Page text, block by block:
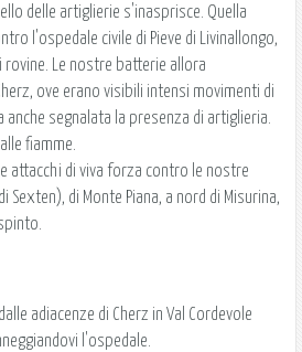
delle artiglierie s'inasprisce. Quella
l'ospedale civile di Pieve di Livinallongo,
rovine. Le nostre batterie allora
ove erano visibili intensi movimenti di
segnalata la presenza di artiglieria.
fiamme.
attacchi di viva forza contro le nostre
Sexten), di Monte Piana, a nord di Misurina,
adiacenze di Cherz in Val Cordevole
l'ospedale.